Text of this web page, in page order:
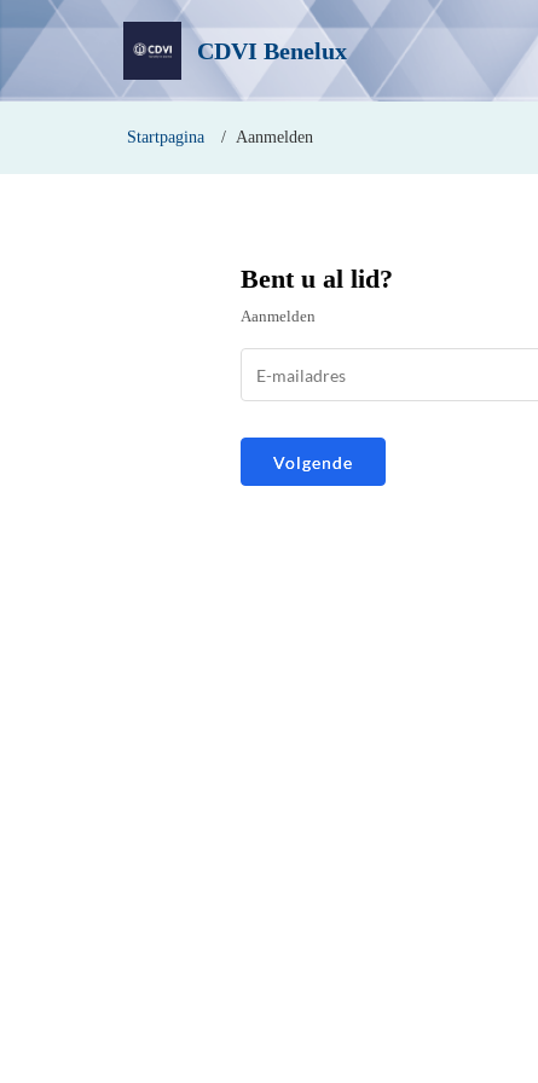
CDVI Benelux
Startpagina Aanmelden
Bent u al lid?
Aanmelden